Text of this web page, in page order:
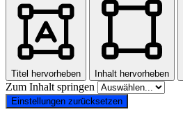
Titel hervorheben Inhalt hervorheben
Zum Inhalt springen
Einstellungen zurücksetzen